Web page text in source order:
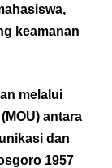
keamanan
melalui
antara
dan
1957